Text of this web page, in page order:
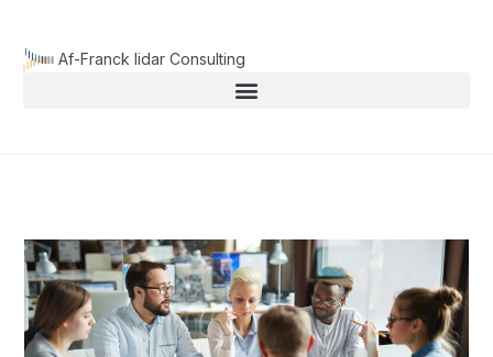
contenu Af-Franck lidar Consulting